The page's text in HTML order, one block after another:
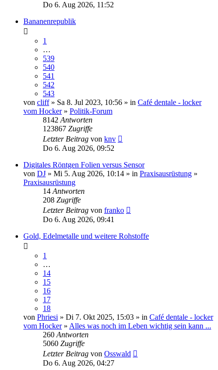
Do 6. Aug 2026, 11:52
Bananenrepublik
1
…
539
540
541
542
543
von cliff» Sa 8. Jul 2023, 10:56 » in Café dentale - locker
vom Hocker» Politik-Forum
8142 Antworten
123867 Zugriffe
Letzter Beitrag von knv
Do 6. Aug 2026, 09:52
Digitales Röntgen Folien versus Sensor
von DJ » Mi 5. Aug 2026, 10:14 » in Praxisausrüstung »
Praxisausrüstung
14 Antworten
208 Zugriffe
Letzter Beitrag von franko
Do 6. Aug 2026, 09:41
Gold, Edelmetalle und weitere Rohstoffe
1
…
14
15
16
17
18
von Phriesi » Di 7. Okt 2025, 15:03 » in Café dentale - locker
vom Hocker» Alles was noch im Leben wichtig sein kann ...
260 Antworten
5060 Zugriffe
Letzter Beitrag von Osswald
Do 6. Aug 2026, 04:27